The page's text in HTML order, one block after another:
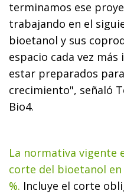
terminamos ese
trabajando en el
bioetanol y sus
espacio cada vez
estar preparados
crecimiento", señaló
Bio4.
La normativa vigente
corte del bioetanol
%. Incluye el corte